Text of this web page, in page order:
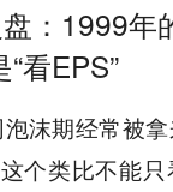
：1999年
看EPS”
沫期经常被
个类比不能